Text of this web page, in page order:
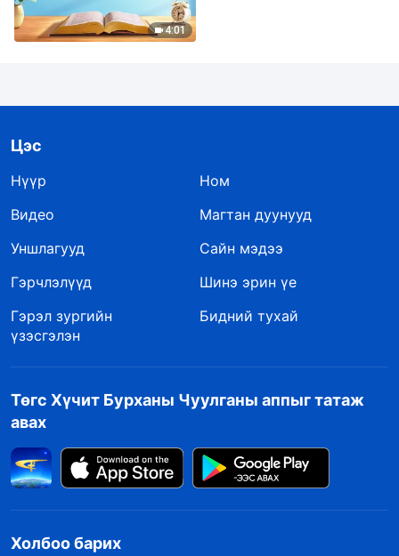
4:01
Цэс
Нүүр
Ном
Видео
Магтан дуунууд
Уншлагууд
Сайн мэдээ
Гэрчлэлүүд
Шинэ эрин үе
Гэрэл зургийн
үзэсгэлэн
Бидний тухай
Төгс Хүчит Бурханы Чуулганы аппыг татаж
авах
Холбоо барих